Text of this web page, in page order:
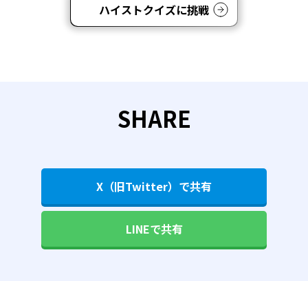
ハイストクイズに挑戦
SHARE
X（旧Twitter）で共有
LINEで共有